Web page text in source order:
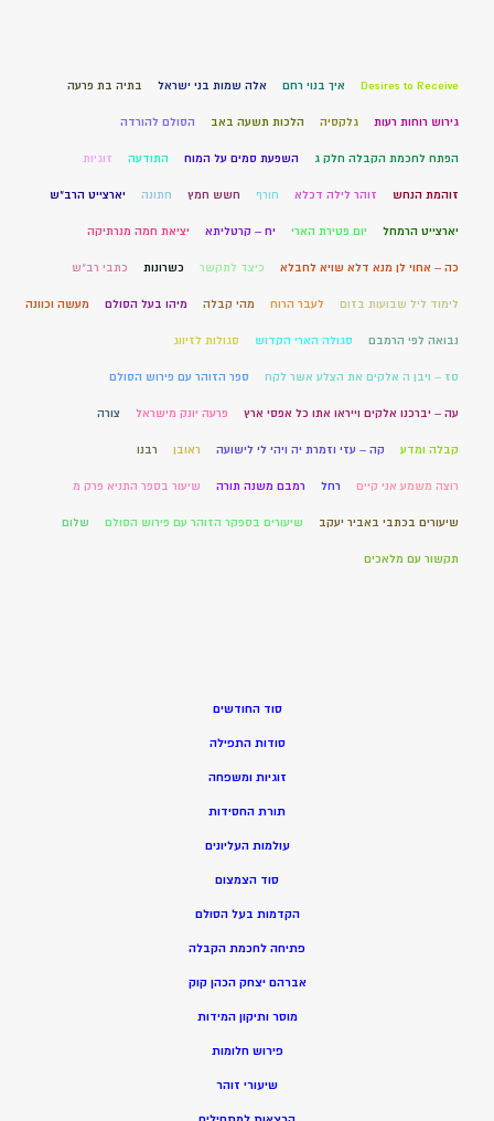
Desires to Receive איך בנוי רחם אלה שמות בני ישראל בתיה בת פרעה
גירוש רוחות רעות גלקסיה הלכות תשעה באב הסולם להורדה
הפתח לחכמת הקבלה חלק ג השפעת סמים על המוח התודעה זוגיות
זוהמת הנחש זוהר לילה דכלא חורף חשש חמץ חתונה יארצייט הרב"ש
יארצייט הרמחל יום פטירת הארי יח – קרטליתא יציאת חמה מנרתיקה
כה – אחוי לן מנא דלא שויא לחבלא כיצד לתקשר כשרונות כתבי רב"ש
לימוד ליל שבועות בזום לעבר הרוח מהי קבלה מיהו בעל הסולם מעשה וכוונה
נבואה לפי הרמבם סגולה הארי הקדוש סגולות לזיווג
סז – ויבן ה אלקים את הצלע אשר לקח ספר הזוהר עם פירוש הסולם
עה – יברכנו אלקים וייראו אתו כל אפסי ארץ פרעה יונק מישראל צורה
קבלה ומדע קה – עזי וזמרת יה ויהי לי לישועה ראובן רבנו
רוצה משמע אני קיים רחל רמבם משנה תורה שיעור בספר התניא פרק מ
שיעורים בכתבי באביר יעקב שיעורים בספקר הזוהר עם פירוש הסולם שלום
תקשור עם מלאכים
סוד החודשים
סודות התפילה
זוגיות ומשפחה
תורת החסידות
עולמות העליונים
סוד הצמצום
הקדמות בעל הסולם
פתיחה לחכמת הקבלה
אברהם יצחק הכהן קוק
מוסר ותיקון המידות
פירוש חלומות
שיעורי זוהר